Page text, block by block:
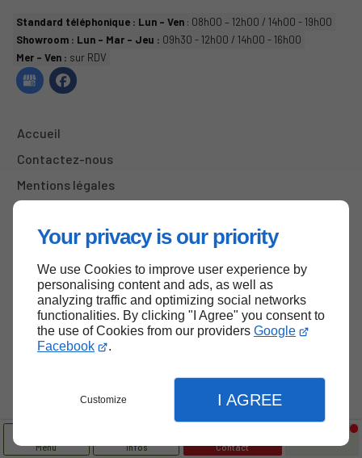
Your privacy is our priority
We use Cookies to improve user experience by
personalising content and ads, as well as
analyzing traffic and optimizing social networks
functionalities. By clicking "I Agree" you consent to
the use of Cookies from our providers Google
Facebook
.
Customize I AGREE
Menu Infos Contact
Standard téléphonique : Lun - Ven : 08h00 – 12h00 / 14h00 - 19h00
Showroom : Lun - Mar - Jeu : 09h30 - 12h00 / 14h00 - 16h00
Mer - Ven : sur RDV
Accueil
Contactez-nous
Mentions légales
Haut de page